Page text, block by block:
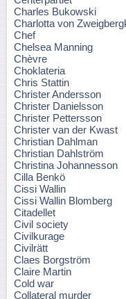
Charles Bukowski
Charlotta von
Chef
Chelsea Manning
Chèvre
Choklateria
Chris Stattin
Christer Andersson
Christer Danielsson
Christer Pettersson
Christer van der Kwast
Christian Dahlman
Christian Dahlström
Christina Johannesson
Cilla Benkö
Cissi Wallin
Cissi Wallin Blomberg
Citadellet
Civil society
Civilkurage
Civilrätt
Claes Borgström
Claire Martin
Cold war
Collateral murder